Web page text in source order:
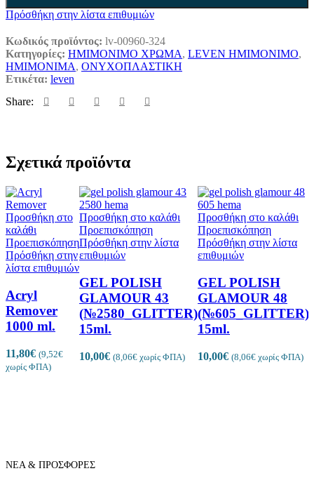
Πρόσθήκη στην λίστα επιθυμιών
Κωδικός προϊόντος: lv-00960-324
Κατηγορίες: ΗΜΙΜΟΝΙΜΟ ΧΡΩΜΑ, LEVEN ΗΜΙΜΟΝΙΜΟ,
ΗΜΙΜΟΝΙΜΑ, ΟΝΥΧΟΠΛΑΣΤΙΚΗ
Ετικέτα: leven
Share:
Σχετικά προϊόντα
Προσθήκη στο
καλάθι
Προεπισκόπηση
Πρόσθήκη στην
λίστα επιθυμιών
Acryl
Remover
1000 ml.
11,80€ (9,52€
χωρίς ΦΠΑ)
Προσθήκη στο καλάθι
Προεπισκόπηση
Πρόσθήκη στην λίστα
επιθυμιών
GEL POLISH
GLAMOUR 43
(№2580_GLITTER)
15ml.
10,00€ (8,06€ χωρίς ΦΠΑ)
Προσθήκη στο καλάθι
Προεπισκόπηση
Πρόσθήκη στην λίστα
επιθυμιών
GEL POLISH
GLAMOUR 48
(№605_GLITTER)
15ml.
10,00€ (8,06€ χωρίς ΦΠΑ)
ΝΕΑ & ΠΡΟΣΦΟΡΕΣ